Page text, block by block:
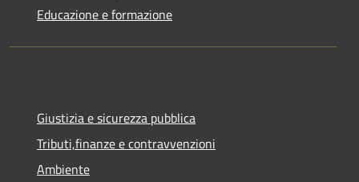
Educazione e formazione
Giustizia e sicurezza pubblica
Tributi,finanze e contravvenzioni
Ambiente